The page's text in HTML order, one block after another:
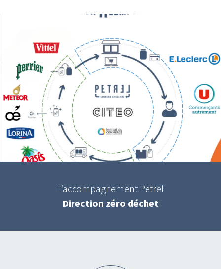
L’accompagnement Petrel
Direction zéro déchet